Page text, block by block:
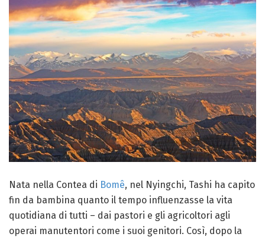
Nata nella Contea di Bomê, nel Nyingchi, Tashi ha capito
fin da bambina quanto il tempo influenzasse la vita
quotidiana di tutti – dai pastori e gli agricoltori agli
operai manutentori come i suoi genitori. Così, dopo la